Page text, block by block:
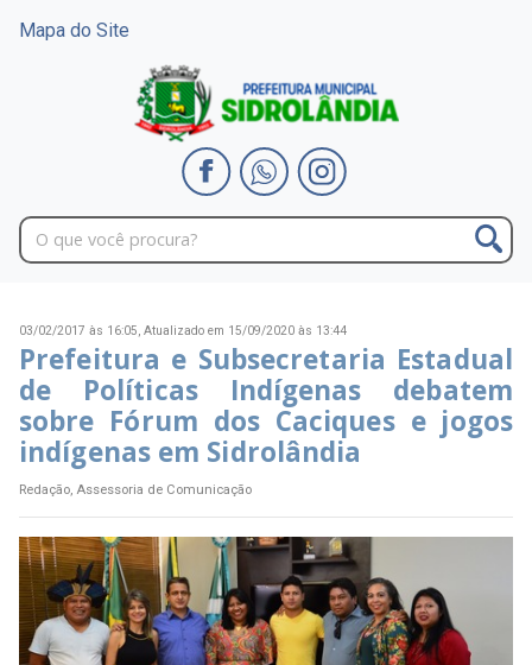
Mapa do Site
03/02/2017 às 16:05, Atualizado em 15/09/2020 às 13:44
Prefeitura e Subsecretaria Estadual
de Políticas Indígenas debatem
sobre Fórum dos Caciques e jogos
indígenas em Sidrolândia
Redação, Assessoria de Comunicação